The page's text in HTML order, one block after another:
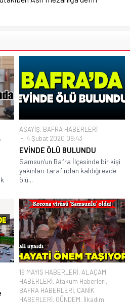
ASAYİŞ, BAFRA HABERLERİ
4 Şubat 2020 09:43
EVİNDE ÖLÜ BULUNDU
Samsun’un Bafra İlçesinde bir kişi
yakınları tarafından kaldığı evde
ölü...
19 MAYIS HABERLERİ, ALAÇAM
HABERLERİ, Atakum Haberleri,
BAFRA HABERLERİ, CANİK
HABERLERİ, GÜNDEM, İlkadım